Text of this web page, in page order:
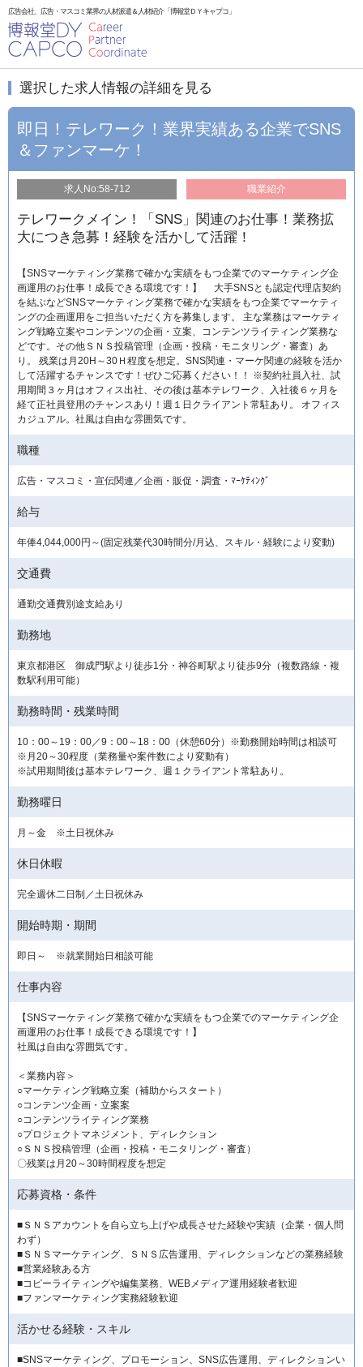
広告会社、広告・マスコミ業界の人材派遣＆人材紹介「博報堂ＤＹキャプコ」
選択した求人情報の詳細を見る
即日！テレワーク！業界実績ある企業でSNS
＆ファンマーケ！
求人No:58-712 職業紹介
テレワークメイン！「SNS」関連のお仕事！業務拡
大につき急募！経験を活かして活躍！
【SNSマーケティング業務で確かな実績をもつ企業でのマーケティング企
画運用のお仕事！成長できる環境です！】 大手SNSとも認定代理店契約
を結ぶなどSNSマーケティング業務で確かな実績をもつ企業でマーケティ
ングの企画運用をご担当いただく方を募集します。 主な業務はマーケティ
ング戦略立案やコンテンツの企画・立案、コンテンツライティング業務な
どです。その他ＳＮＳ投稿管理（企画・投稿・モニタリング・審査）あ
り。 残業は月20H～30Ｈ程度を想定。SNS関連・マーケ関連の経験を活か
して活躍するチャンスです！ぜひご応募ください！！ ※契約社員入社、試
用期間３ヶ月はオフィス出社、その後は基本テレワーク、入社後６ヶ月を
経て正社員登用のチャンスあり！週１日クライアント常駐あり。 オフィス
カジュアル。社風は自由な雰囲気です。
職種
広告・マスコミ・宣伝関連／企画・販促・調査・ﾏｰｹﾃｨﾝｸﾞ
給与
年俸4,044,000円～(固定残業代30時間分/月込、スキル・経験により変動)
交通費
通勤交通費別途支給あり
勤務地
東京都港区 御成門駅より徒歩1分・神谷町駅より徒歩9分（複数路線・複
数駅利用可能）
勤務時間・残業時間
10：00～19：00／9：00～18：00（休憩60分）※勤務開始時間は相談可
※月20～30程度（業務量や案件数により変動有）
※試用期間後は基本テレワーク、週１クライアント常駐あり。
勤務曜日
月～金 ※土日祝休み
休日休暇
完全週休二日制／土日祝休み
開始時期・期間
即日～ ※就業開始日相談可能
仕事内容
【SNSマーケティング業務で確かな実績をもつ企業でのマーケティング企
画運用のお仕事！成長できる環境です！】
社風は自由な雰囲気です。
＜業務内容＞
○マーケティング戦略立案（補助からスタート）
○コンテンツ企画・立案案
○コンテンツライティング業務
○プロジェクトマネジメント、ディレクション
○ＳＮＳ投稿管理（企画・投稿・モニタリング・審査）
〇残業は月20～30時間程度を想定
応募資格・条件
■ＳＮＳアカウントを自ら立ち上げや成長させた経験や実績（企業・個人問
わず）
■ＳＮＳマーケティング、ＳＮＳ広告運用、ディレクションなどの業務経験
■営業経験ある方
■コピーライティングや編集業務、WEBメディア運用経験者歓迎
■ファンマーケティング実務経験歓迎
活かせる経験・スキル
■SNSマーケティング、プロモーション、SNS広告運用、ディレクションい